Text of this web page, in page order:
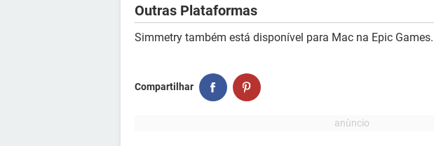
Outras Plataformas
Simmetry também está disponível para Mac na Epic Games.
Compartilhar